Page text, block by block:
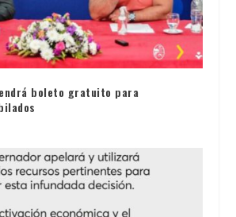
boleto gratuito para